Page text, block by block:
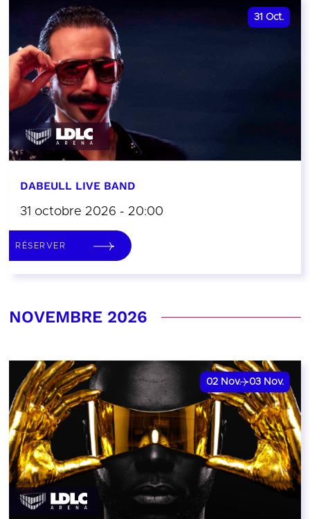
31 Oct.
DABEULL LIVE BAND
31 octobre 2026 - 20:00
RÉSERVER
NOVEMBRE 2026
02 Nov. 03 Nov.